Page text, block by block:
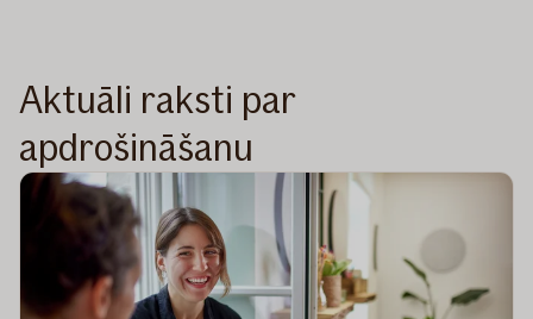
Aktuāli raksti par
apdrošināšanu